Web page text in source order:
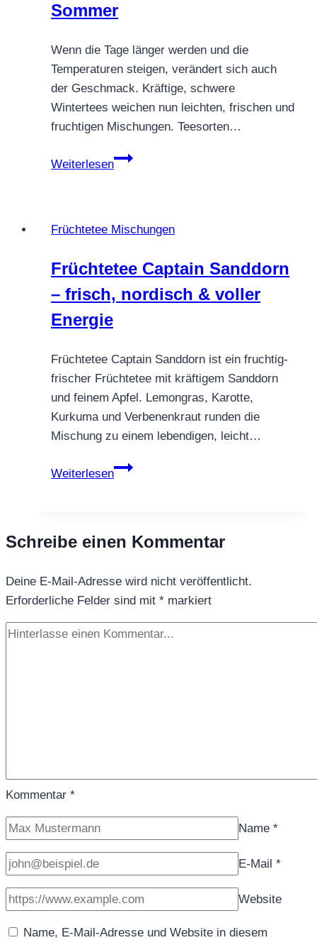
Verarbeitung
Sommer
Wenn die Tage länger werden und die
Temperaturen steigen, verändert sich auch
der Geschmack. Kräftige, schwere
Wintertees weichen nun leichten, frischen und
fruchtigen Mischungen. Teesorten…
Weiterlesen
Teesorten
Sommer
Früchtetee Mischungen
Früchtetee Captain Sanddorn
– frisch, nordisch & voller
Energie
Früchtetee Captain Sanddorn ist ein fruchtig-
frischer Früchtetee mit kräftigem Sanddorn
und feinem Apfel. Lemongras, Karotte,
Kurkuma und Verbenenkraut runden die
Mischung zu einem lebendigen, leicht…
Weiterlesen
Früchtetee
frisch,
&
voller
Energie
Schreibe einen Kommentar
Deine E-Mail-Adresse wird nicht veröffentlicht.
Erforderliche Felder sind mit * markiert
Kommentar *
Name *
E-Mail *
Website
Name, E-Mail-Adresse und Website in diesem